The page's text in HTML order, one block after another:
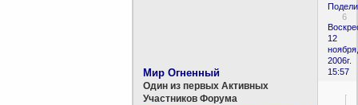
6
12
ноября,
2006г.
15:57
Мир Огненный
Один из первых Активных
Участников Форума